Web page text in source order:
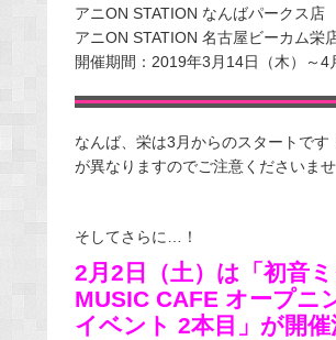
アニON STATION なんばパークス店
アニON STATION 名古屋ビーカム栄
開催期間：2019年3月14日（木）～4
なんば、栄は3月からのスタートです
が異なりますのでご注意くださいませ
そしてさらに…！
2月2日（土）は「初音
MUSIC CAFE オープニ
イベント 2本目」が開